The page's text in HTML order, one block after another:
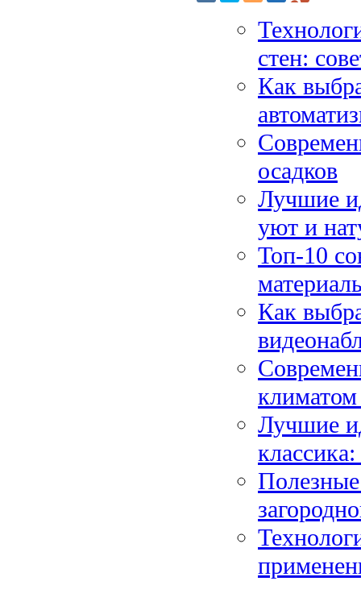
стен:
Как
осадков
Лучшие
уют и
Топ-10
Как
Лучшие